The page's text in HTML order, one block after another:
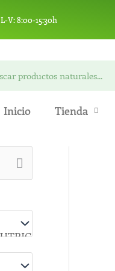
L-V: 8:00-15:30h
Inicio Tienda